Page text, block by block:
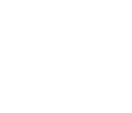
商，车型及